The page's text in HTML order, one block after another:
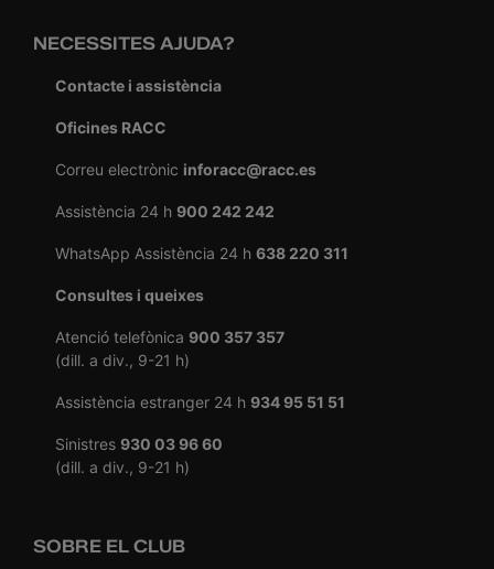
NECESSITES AJUDA?
Contacte i assistència
Oficines RACC
Correu electrònic inforacc@racc.es
Assistència 24 h 900 242 242
WhatsApp Assistència 24 h 638 220 311
Consultes i queixes
Atenció telefònica 900 357 357
(dill. a div., 9-21 h)
Assistència estranger 24 h 934 95 51 51
Sinistres 930 03 96 60
(dill. a div., 9-21 h)
SOBRE EL CLUB